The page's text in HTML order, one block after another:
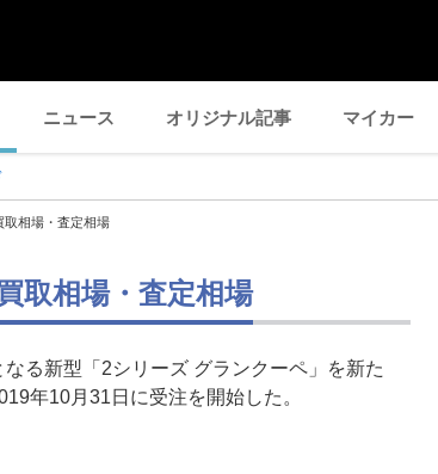
ニュース オリジナル記事 マイカー
取相場・査定相場
取相場・査定相場
る新型「2シリーズ グランクーペ」を新た
年10月31日に受注を開始した。